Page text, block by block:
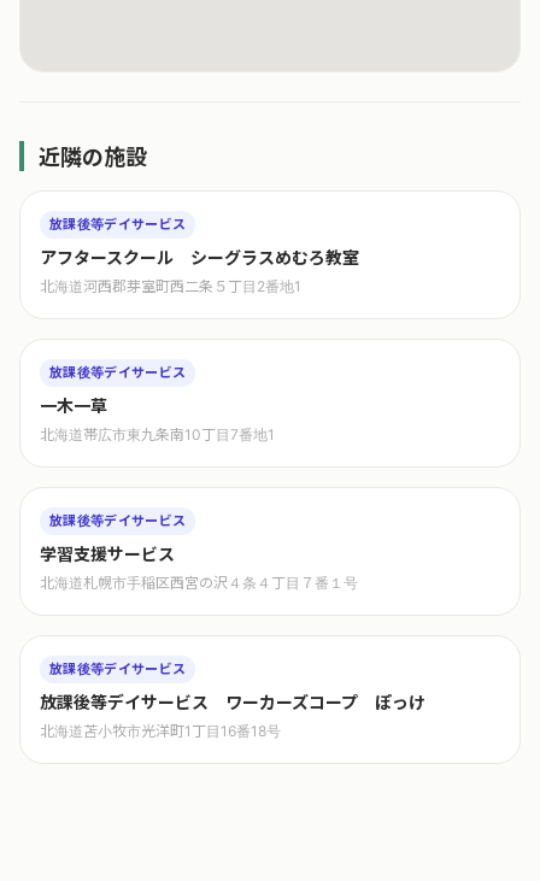
近隣の施設
放課後等デイサービス
アフタースクール シーグラスめむろ教室
北海道河西郡芽室町西二条５丁目2番地1
放課後等デイサービス
一木一草
北海道帯広市東九条南10丁目7番地1
放課後等デイサービス
学習支援サービス
北海道札幌市手稲区西宮の沢４条４丁目７番１号
放課後等デイサービス
放課後等デイサービス ワーカーズコープ ぽっけ
北海道苫小牧市光洋町1丁目16番18号